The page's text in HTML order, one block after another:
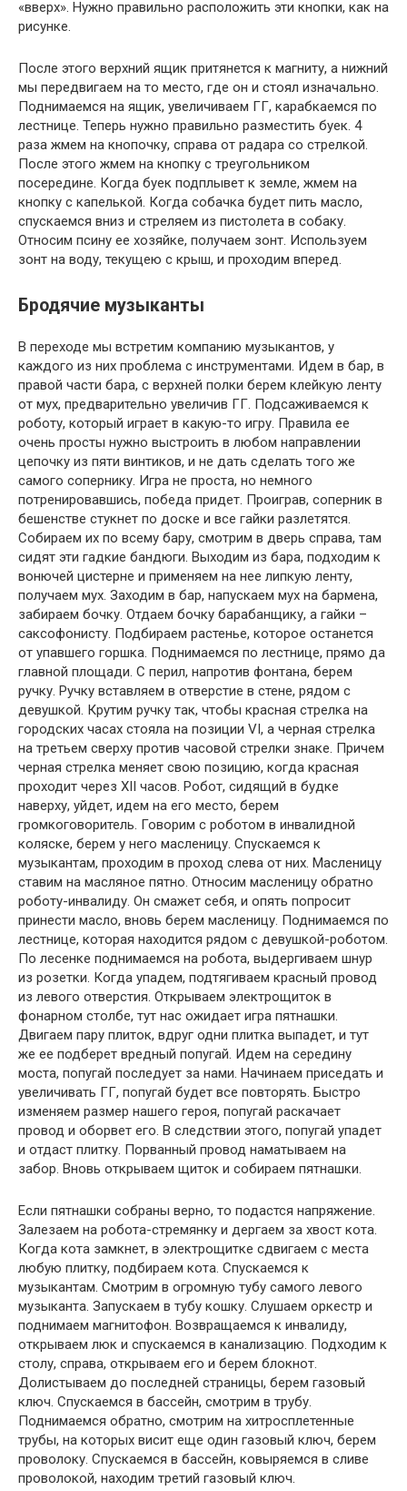
«вверх». Нужно правильно расположить эти кнопки, как на
рисунке.
После этого верхний ящик притянется к магниту, а нижний
мы передвигаем на то место, где он и стоял изначально.
Поднимаемся на ящик, увеличиваем ГГ, карабкаемся по
лестнице. Теперь нужно правильно разместить буек. 4
раза жмем на кнопочку, справа от радара со стрелкой.
После этого жмем на кнопку с треугольником
посередине. Когда буек подплывет к земле, жмем на
кнопку с капелькой. Когда собачка будет пить масло,
спускаемся вниз и стреляем из пистолета в собаку.
Относим псину ее хозяйке, получаем зонт. Используем
зонт на воду, текущею с крыш, и проходим вперед.
Бродячие музыканты
В переходе мы встретим компанию музыкантов, у
каждого из них проблема с инструментами. Идем в бар, в
правой части бара, с верхней полки берем клейкую ленту
от мух, предварительно увеличив ГГ. Подсаживаемся к
роботу, который играет в какую-то игру. Правила ее
очень просты нужно выстроить в любом направлении
цепочку из пяти винтиков, и не дать сделать того же
самого сопернику. Игра не проста, но немного
потренировавшись, победа придет. Проиграв, соперник в
бешенстве стукнет по доске и все гайки разлетятся.
Собираем их по всему бару, смотрим в дверь справа, там
сидят эти гадкие бандюги. Выходим из бара, подходим к
вонючей цистерне и применяем на нее липкую ленту,
получаем мух. Заходим в бар, напускаем мух на бармена,
забираем бочку. Отдаем бочку барабанщику, а гайки –
саксофонисту. Подбираем растенье, которое останется
от упавшего горшка. Поднимаемся по лестнице, прямо да
главной площади. С перил, напротив фонтана, берем
ручку. Ручку вставляем в отверстие в стене, рядом с
девушкой. Крутим ручку так, чтобы красная стрелка на
городских часах стояла на позиции VI, а черная стрелка
на третьем сверху против часовой стрелки знаке. Причем
черная стрелка меняет свою позицию, когда красная
проходит через XII часов. Робот, сидящий в будке
наверху, уйдет, идем на его место, берем
громкоговоритель. Говорим с роботом в инвалидной
коляске, берем у него масленицу. Спускаемся к
музыкантам, проходим в проход слева от них. Масленицу
ставим на масляное пятно. Относим масленицу обратно
роботу-инвалиду. Он смажет себя, и опять попросит
принести масло, вновь берем масленицу. Поднимаемся по
лестнице, которая находится рядом с девушкой-роботом.
По лесенке поднимаемся на робота, выдергиваем шнур
из розетки. Когда упадем, подтягиваем красный провод
из левого отверстия. Открываем электрощиток в
фонарном столбе, тут нас ожидает игра пятнашки.
Двигаем пару плиток, вдруг одни плитка выпадет, и тут
же ее подберет вредный попугай. Идем на середину
моста, попугай последует за нами. Начинаем приседать и
увеличивать ГГ, попугай будет все повторять. Быстро
изменяем размер нашего героя, попугай раскачает
провод и оборвет его. В следствии этого, попугай упадет
и отдаст плитку. Порванный провод наматываем на
забор. Вновь открываем щиток и собираем пятнашки.
Если пятнашки собраны верно, то подастся напряжение.
Залезаем на робота-стремянку и дергаем за хвост кота.
Когда кота замкнет, в электрощитке сдвигаем с места
любую плитку, подбираем кота. Спускаемся к
музыкантам. Смотрим в огромную тубу самого левого
музыканта. Запускаем в тубу кошку. Слушаем оркестр и
поднимаем магнитофон. Возвращаемся к инвалиду,
открываем люк и спускаемся в канализацию. Подходим к
столу, справа, открываем его и берем блокнот.
Долистываем до последней страницы, берем газовый
ключ. Спускаемся в бассейн, смотрим в трубу.
Поднимаемся обратно, смотрим на хитросплетенные
трубы, на которых висит еще один газовый ключ, берем
проволоку. Спускаемся в бассейн, ковыряемся в сливе
проволокой, находим третий газовый ключ.